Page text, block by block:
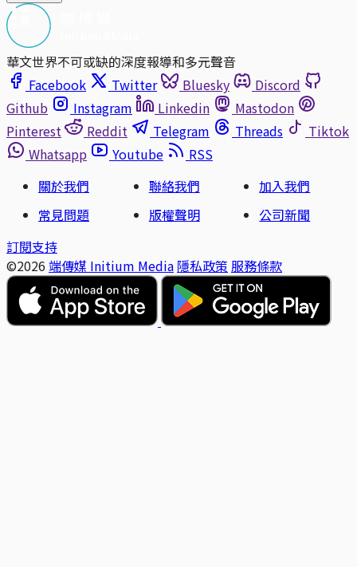
華文世界不可或缺的深度報導和多元聲音
Facebook
Twitter Bluesky
Discord
Github
Instagram Linkedin
Mastodon
Pinterest
Reddit Telegram Threads
Tiktok
Whatsapp
Youtube
RSS
關於我們
聯絡我們
加入我們
常見問題
版權聲明
公司新聞
訂閱支持
©2026 端傳媒 Initium Media 隱私政策 服務條款